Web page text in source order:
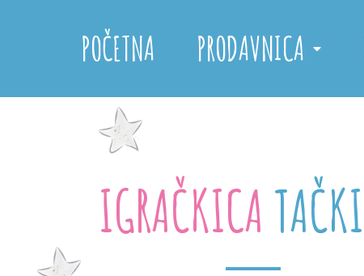
POČETNA PRODAVNICA
IGRAČKICA TAČKI